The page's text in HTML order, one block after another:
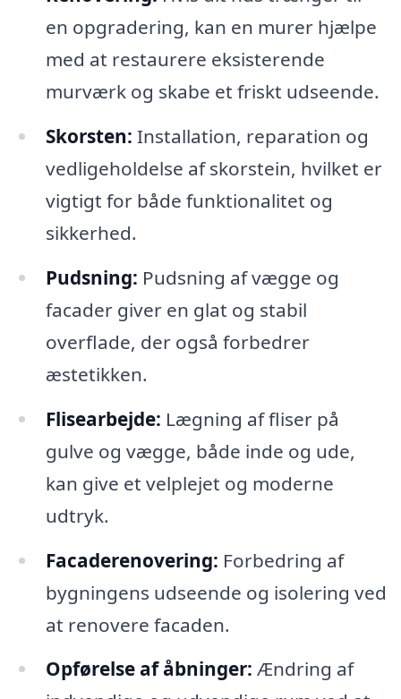
en opgradering, kan en murer hjælpe
med at restaurere eksisterende
murværk og skabe et friskt udseende.
Skorsten: Installation, reparation og
vedligeholdelse af skorstein, hvilket er
vigtigt for både funktionalitet og
sikkerhed.
Pudsning: Pudsning af vægge og
facader giver en glat og stabil
overflade, der også forbedrer
æstetikken.
Flisearbejde: Lægning af fliser på
gulve og vægge, både inde og ude,
kan give et velplejet og moderne
udtryk.
Facaderenovering: Forbedring af
bygningens udseende og isolering ved
at renovere facaden.
Opførelse af åbninger: Ændring af